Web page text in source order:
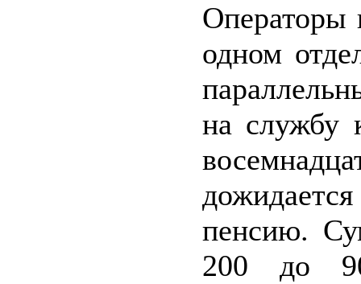
Операторы
одном
на службу
пенсию.
200 до